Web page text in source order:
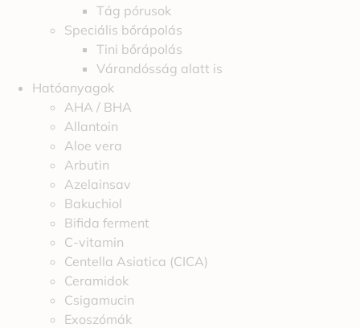
Tág pórusok
Speciális bőrápolás
Tini bőrápolás
Várandósság alatt is
Hatóanyagok
AHA / BHA
Allantoin
Aloe vera
Arbutin
Azelainsav
Bakuchiol
Bifida ferment
C-vitamin
Centella Asiatica (CICA)
Ceramidok
Csigamucin
Exoszómák